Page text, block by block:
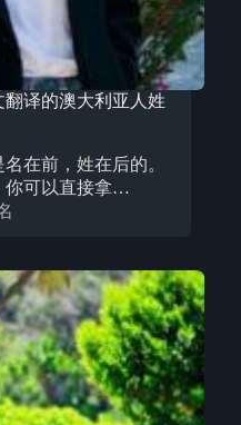
译的澳大利亚人姓
在前，姓在后的。
你可以直接拿…